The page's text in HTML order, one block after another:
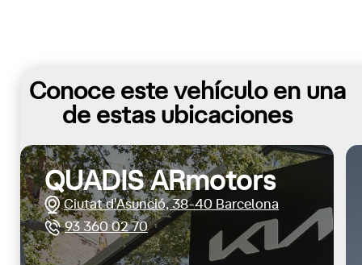
Conoce este vehículo en una
de estas ubicaciones
QUADIS ARmotors
Ciutat d'Asunció, 38-40 Barcelona
93 360 02 70